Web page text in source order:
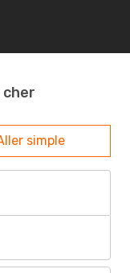
cher
simple